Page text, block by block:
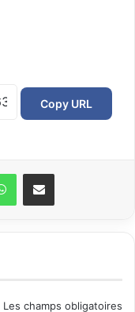
Copy URL
Les champs obligatoires